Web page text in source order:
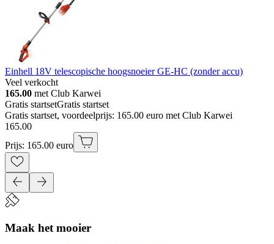
Einhell 18V telescopische hoogsnoeier GE-HC (zonder accu)
Veel verkocht
165.00 met Club Karwei
Gratis startsetGratis startset
Gratis startset, voordeelprijs: 165.00 euro met Club Karwei
165.00
Prijs: 165.00 euro
Maak het mooier